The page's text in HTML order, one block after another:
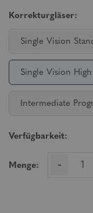
Korrekturgläser:
Single Vision
Single Vision High
Intermediate
Verfügbarkeit:
Menge: -